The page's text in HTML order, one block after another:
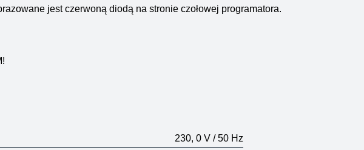
jest czerwoną diodą na stronie czołowej programatora.
230, 0 V / 50 Hz